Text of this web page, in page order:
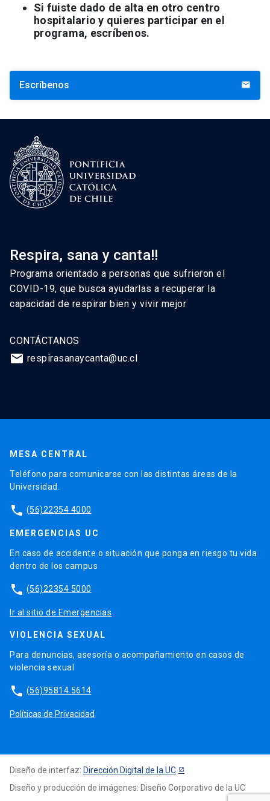
Si fuiste dado de alta en otro centro
hospitalario y quieres participar en el
programa, escríbenos.
Escríbenos mail
Respira, sana y canta!!
Programa orientado a personas que sufrieron el
COVID-19, que busca ayudarlas a recuperar la
capacidad de respirar bien y vivir mejor
CONTÁCTANOS
mail respirasanaycanta@uc.cl
MESA CENTRAL
Teléfono para comunicarse con las distintas áreas de la
Universidad.
phone (56)22354 4000
EMERGENCIAS UC
En caso de accidente o situación que ponga en riesgo tu vida
dentro de los campus
phone (56)22354 5000
Ir al sitio de Emergencias
VIOLENCIA SEXUAL
Para denuncias, asesoría o acompañamiento en casos de
violencia sexual
phone (56)95814 5614
Políticas de Privacidad
Diseño de interfaz: Dirección Digital de la UC
Diseño y producción de imágenes: Diseño Corporativo de la UC